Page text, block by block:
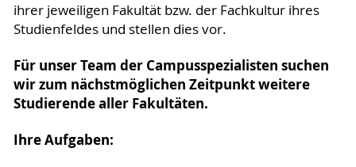
ihrer jeweiligen Fakultät bzw. der Fachkultur ihres
Studienfeldes und stellen dies vor.
Für unser Team der Campusspezialisten suchen
wir zum nächstmöglichen Zeitpunkt weitere
Studierende aller Fakultäten.
Ihre Aufgaben: